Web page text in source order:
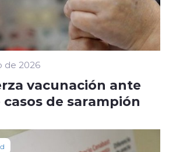
de 2026
vacunación ante
de sarampión